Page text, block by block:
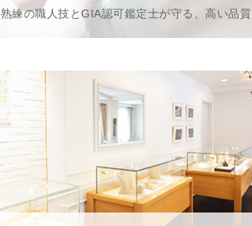
熟練の職人技とGIA認可鑑定士が守る、高い品質